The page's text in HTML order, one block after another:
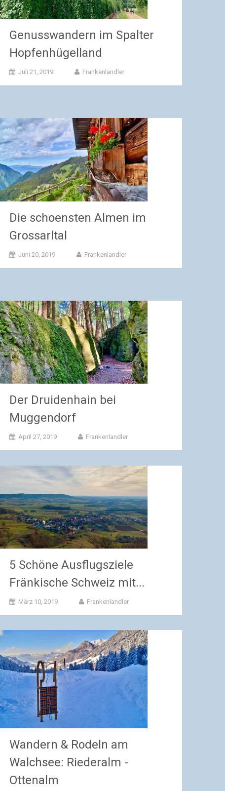
Genusswandern im Spalter
Hopfenhügelland
Juli 21, 2019 Frankenlandler
Die schoensten Almen im
Grossarltal
Juni 20, 2019 Frankenlandler
Der Druidenhain bei
Muggendorf
April 27, 2019 Frankenlandler
5 Schöne Ausflugsziele
Fränkische Schweiz mit...
März 10, 2019 Frankenlandler
Wandern & Rodeln am
Walchsee: Riederalm -
Ottenalm